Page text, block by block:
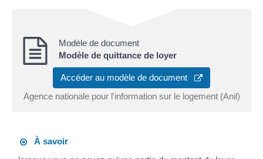
Modèle de document
Modèle de quittance de loyer
Accéder au modèle de document
Agence nationale pour l'information sur le logement (Anil)
À savoir